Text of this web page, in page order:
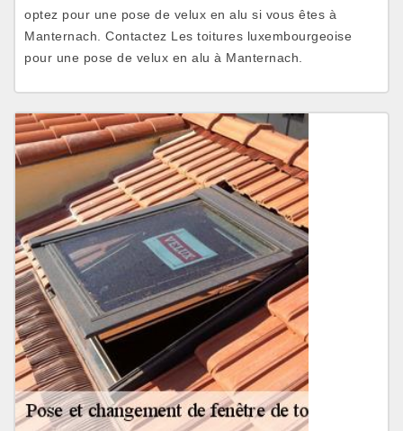
optez pour une pose de velux en alu si vous êtes à
Manternach. Contactez Les toitures luxembourgeoise
pour une pose de velux en alu à Manternach.